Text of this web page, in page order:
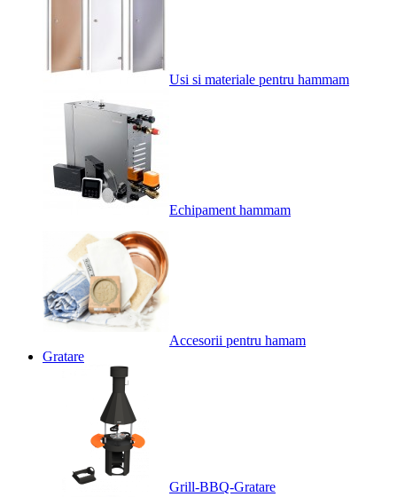
Usi si materiale pentru hammam
Echipament hammam
Accesorii pentru hamam
Gratare
Grill-BBQ-Gratare